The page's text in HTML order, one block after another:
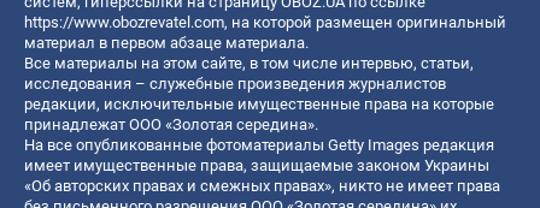
https://www.obozrevatel.com, на которой размещен оригинальный
материал в первом абзаце материала.
Все материалы на этом сайте, в том числе интервью, статьи,
исследования – служебные произведения журналистов
редакции, исключительные имущественные права на которые
принадлежат ООО «Золотая середина».
На все опубликованные фотоматериалы Getty Images редакция
имеет имущественные права, защищаемые законом Украины
«Об авторских правах и смежных правах», никто не имеет права